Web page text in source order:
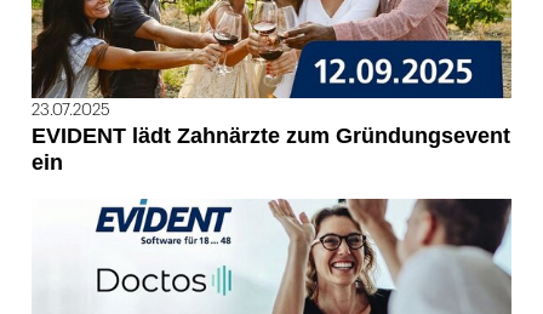
23.07.2025
EVIDENT lädt Zahnärzte zum Gründungsevent
ein